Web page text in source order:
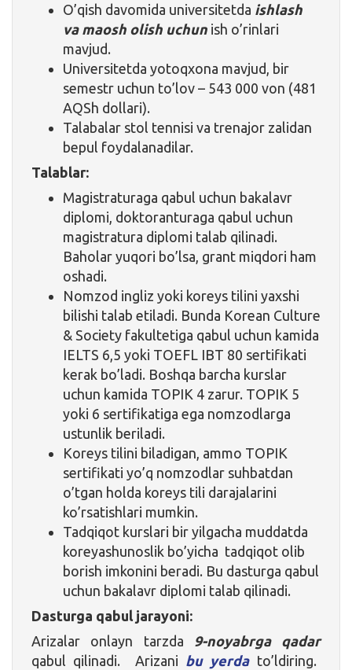
O’qish davomida universitetda ishlash
va maosh olish uchun ish o’rinlari
mavjud.
Universitetda yotoqxona mavjud, bir
semestr uchun to’lov – 543 000 von (481
AQSh dollari).
Talabalar stol tennisi va trenajor zalidan
bepul foydalanadilar.
Talablar:
Magistraturaga qabul uchun bakalavr
diplomi, doktoranturaga qabul uchun
magistratura diplomi talab qilinadi.
Baholar yuqori bo’lsa, grant miqdori ham
oshadi.
Nomzod ingliz yoki koreys tilini yaxshi
bilishi talab etiladi. Bunda Korean Culture
& Society fakultetiga qabul uchun kamida
IELTS 6,5 yoki TOEFL IBT 80 sertifikati
kerak bo’ladi. Boshqa barcha kurslar
uchun kamida TOPIK 4 zarur. TOPIK 5
yoki 6 sertifikatiga ega nomzodlarga
ustunlik beriladi.
Koreys tilini biladigan, ammo TOPIK
sertifikati yo’q nomzodlar suhbatdan
o’tgan holda koreys tili darajalarini
ko’rsatishlari mumkin.
Tadqiqot kurslari bir yilgacha muddatda
koreyashunoslik bo’yicha tadqiqot olib
borish imkonini beradi. Bu dasturga qabul
uchun bakalavr diplomi talab qilinadi.
Dasturga qabul jarayoni:
Arizalar onlayn tarzda 9-noyabrga qadar
qabul qilinadi. Arizani bu yerdato’ldiring.